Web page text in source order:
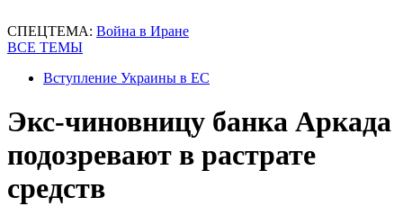
СПЕЦТЕМА: Война в Иране
ВСЕ ТЕМЫ
Вступление Украины в ЕС
Экс-чиновницу банка Аркада
подозревают в растрате
средств